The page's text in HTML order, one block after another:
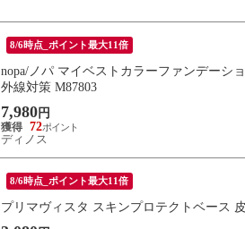
8/6時点_ポイント最大11倍
nopa/ノパ マイベストカラーファンデーシ
外線対策 M87803
7,980 円
72
ディノス
8/6時点_ポイント最大11倍
プリマヴィスタ スキンプロテクトベース